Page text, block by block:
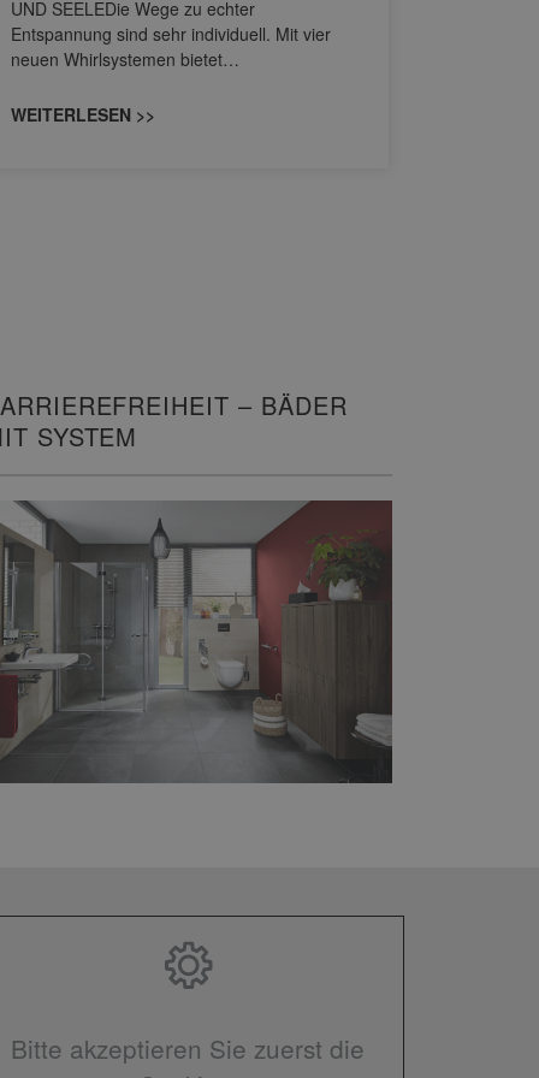
UND SEELEDie Wege zu echter
Entspannung sind sehr individuell. Mit vier
neuen Whirlsystemen bietet…
WEITERLESEN >>
– BÄDER
SYSTEM
Bitte akzeptieren Sie zuerst die